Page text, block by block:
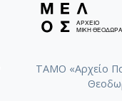
ΤΑΜΟ «Αρχείο